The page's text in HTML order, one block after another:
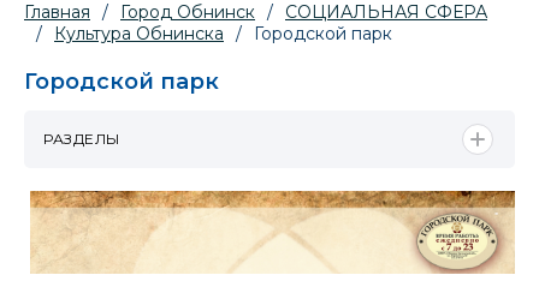
Главная / Город Обнинск /
СОЦИАЛЬНАЯ СФЕРА
/
Культура Обнинска / Городской парк
Городской парк
РАЗДЕЛЫ